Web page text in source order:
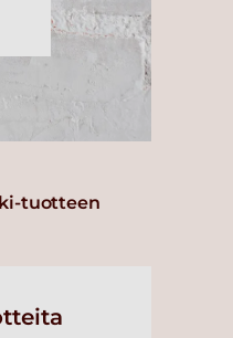
tuotteen